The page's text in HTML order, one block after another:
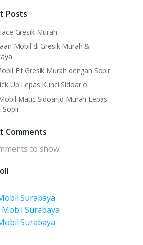
Posts
Gresik Murah
Mobil di Gresik Murah &
Elf Gresik Murah dengan Sopir
Up Lepas Kunci Sidoarjo
Matic Sidoarjo Murah Lepas
Sopir
Comments
to show.
Surabaya
Mobil Surabaya
Surabaya